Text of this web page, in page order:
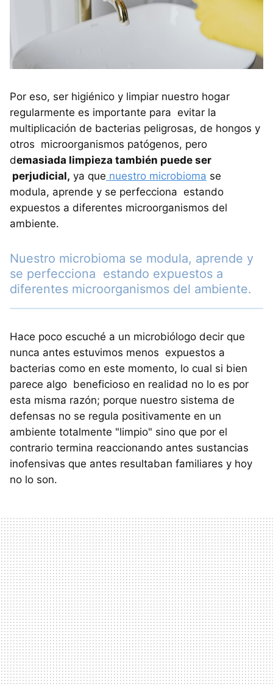
Por eso, ser higiénico y limpiar nuestro hogar
regularmente es importante para evitar la
multiplicación de bacterias peligrosas, de hongos y
otros microorganismos patógenos, pero
demasiada limpieza también puede ser
perjudicial, ya que nuestro microbioma se
modula, aprende y se perfecciona estando
expuestos a diferentes microorganismos del
ambiente.
Nuestro microbioma se modula, aprende y
se perfecciona estando expuestos a
diferentes microorganismos del ambiente.
Hace poco escuché a un microbiólogo decir que
nunca antes estuvimos menos expuestos a
bacterias como en este momento, lo cual si bien
parece algo beneficioso en realidad no lo es por
esta misma razón; porque nuestro sistema de
defensas no se regula positivamente en un
ambiente totalmente "limpio" sino que por el
contrario termina reaccionando antes sustancias
inofensivas que antes resultaban familiares y hoy
no lo son.